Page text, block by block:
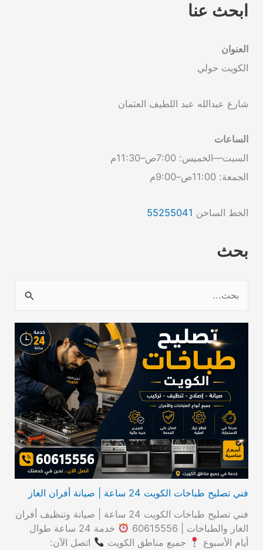
ابحث عنا
العنوان
الكويت حولي
شارع عبدالله عبد اللطيف العثمان
الساعات
السبت—الخميس: 7:00ص–11:30م
الجمعة: 11:00ص–9:00م
الخط الساخن 55255041
بحث
فني تصليح طباخات الكويت 24 ساعة | صيانة أفران الغاز
فني تصليح طباخات الكويت 24 ساعة | صيانة وتنظيف أفران
الغاز والطباخات | 60615556
خدمة 24 ساعة طوال
أيام الأسبوع
جميع مناطق الكويت
اتصل الآن: